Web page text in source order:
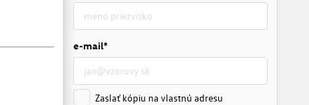
e-mail*
Zaslať kópiu na vlastnú adresu